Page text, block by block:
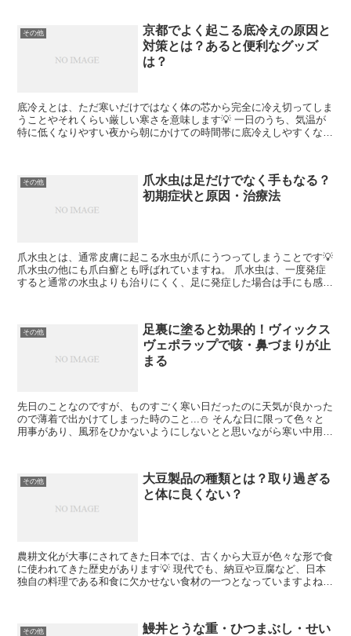
その他
京都でよく起こる底冷えの原因と
対策とは？あると便利なグッズ
は？
底冷えとは、ただ寒いだけではなく体の芯から完全に冷え切ってしま
うことやそれくらい厳しい寒さを意味します💡 一日のうち、気温が
特に低くなりやすい夜から朝にかけての時間帯に底冷えしやすくなり
その他
爪水虫は足だけでなく手もなる？
初期症状と原因・治療法
爪水虫とは、通常皮膚に起こる水虫が爪にうつってしまうことです💡
爪水虫の他にも爪白癬とも呼ばれていますね。 爪水虫は、一度発症
すると通常の水虫よりも治りにくく、足に発症した場合は手にも感染
その他
足裏に塗ると効果的！ヴィックス
ヴェポラップで咳・鼻づまりが止
まる
先日のことなのですが、ものすごく寒い日だったのに天気が良かった
ので薄着で出かけてしまった時のこと...⛄ そんな日に限って色々と
用事があり、風邪をひかないようにしないとと思いながら寒い中用事
その他
大豆製品の種類とは？取り過ぎる
と体に良くない？
農耕文化が大事にされてきた日本では、古くから大豆が色々な形で食
に使われてきた歴史があります💡 現代でも、納豆や豆腐など、日本
独自の料理である和食に欠かせない食材の一つとなっていますよね(*
その他
鰻丼とうな重・ひつまぶし・せい